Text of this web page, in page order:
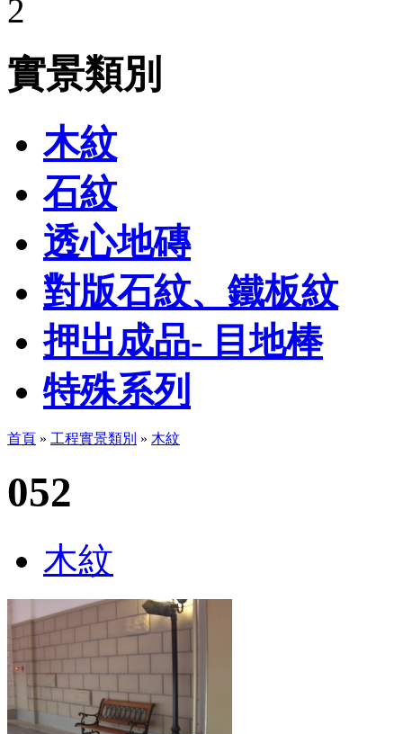
實景類別
木紋
石紋
透心地磚
對版石紋、鐵板紋
押出成品- 目地棒
特殊系列
首頁 » 工程實景類別 » 木紋
052
木紋